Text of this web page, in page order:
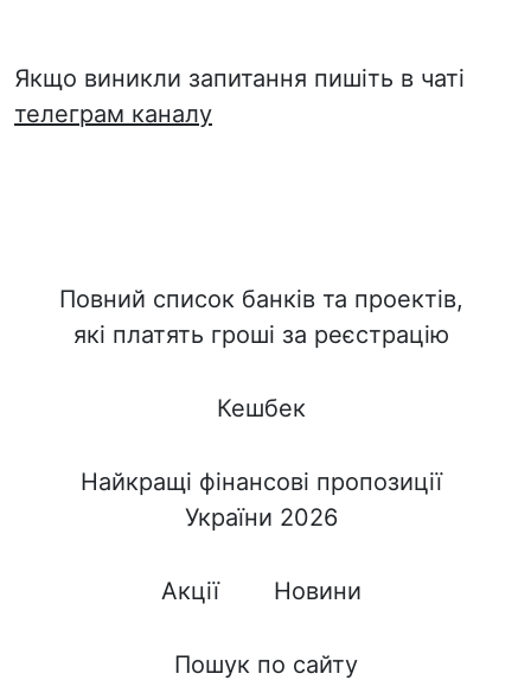
Якщо виникли запитання пишіть в чаті
телеграм каналу
Повний список банків та проектів,
які платять гроші за реєстрацію
Кешбек
Найкращі фінансові пропозиції
України 2026
Акції Новини
Пошук по сайту